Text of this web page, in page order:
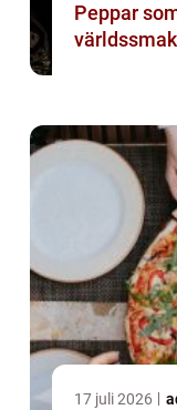
Peppar
världssmak
17 juli 2026